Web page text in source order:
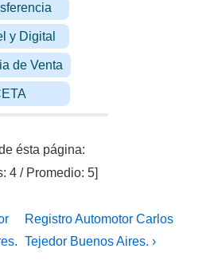
y Digital
de Venta
ésta página:
4 / Promedio: 5]
La
entrada
Registro Automotor Carlos
Tejedor Buenos Aires. ›